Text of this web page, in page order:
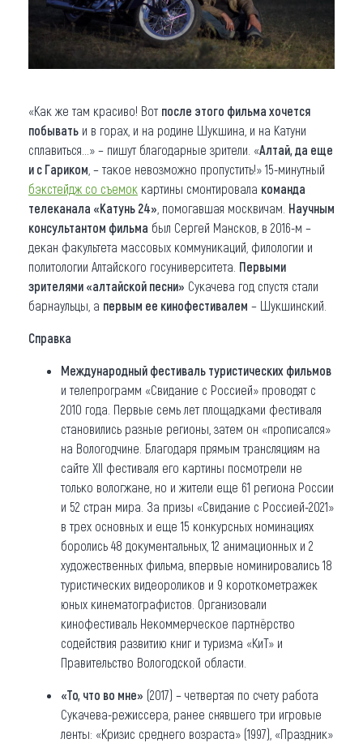
«Как же там красиво! Вот после этого фильма хочется
побывать и в горах, и на родине Шукшина, и на Катуни
сплавиться...» – пишут благодарные зрители. «Алтай, да еще
и с Гариком , – такое невозможно пропустить!» 15-минутный
бэкстейдж со съемок картины смонтировала команда
телеканала «Катунь 24» , помогавшая москвичам. Научным
консультантом фильма был Сергей Мансков, в 2016-м –
декан факультета массовых коммуникаций, филологии и
политологии Алтайского госуниверситета. Первыми
зрителями «алтайской песни» Сукачева год спустя стали
барнаульцы, а первым ее кинофестивалем – Шукшинский.
Справка
Международный фестиваль туристических фильмов
и телепрограмм «Свидание с Россией» проводят с
2010 года. Первые семь лет площадками фестиваля
становились разные регионы, затем он «прописался»
на Вологодчине. Благодаря прямым трансляциям на
сайте XII фестиваля его картины посмотрели не
только вологжане, но и жители еще 61 региона России
и 52 стран мира. За призы «Свидание с Россией-2021»
в трех основных и еще 15 конкурсных номинациях
боролись 48 документальных, 12 анимационных и 2
художественных фильма, впервые номинировались 18
туристических видеороликов и 9 короткометражек
юных кинематографистов. Организовали
кинофестиваль Некоммерческое партнёрство
содействия развитию книг и туризма «КиТ» и
Правительство Вологодской области.
«То, что во мне» (2017) – четвертая по счету работа
Сукачева-режиссера, ранее снявшего три игровые
ленты: «Кризис среднего возраста» (1997), «Праздник»